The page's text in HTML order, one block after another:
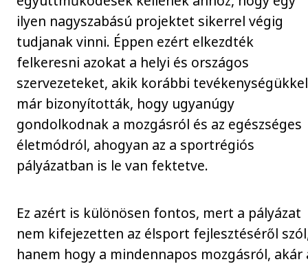
ilyen nagyszabású projektet sikerrel végig
tudjanak vinni. Éppen ezért elkezdték
felkeresni azokat a helyi és országos
szervezeteket, akik korábbi tevékenységükkel
már bizonyították, hogy ugyanúgy
gondolkodnak a mozgásról és az egészséges
életmódról, ahogyan az a sportrégiós
pályázatban is le van fektetve.
Ez azért is különösen fontos, mert a pályázat
nem kifejezetten az élsport fejlesztéséről
hanem hogy a mindennapos mozgásról, akár